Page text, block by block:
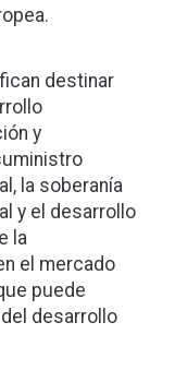
destinar
y
la soberanía
y el desarrollo
la
el mercado
puede
desarrollo